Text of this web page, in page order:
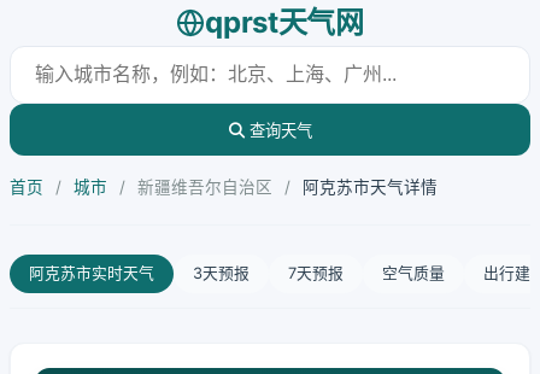
qprst天气网
查询天气
首页 / 城市 / 新疆维吾尔自治区 / 阿克苏市天气详情
阿克苏市实时天气 3天预报 7天预报 空气质量 出行建